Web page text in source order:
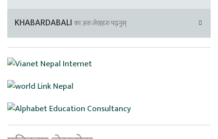
KHABARDABALI का अरु लेखहरु पढ्नुस्